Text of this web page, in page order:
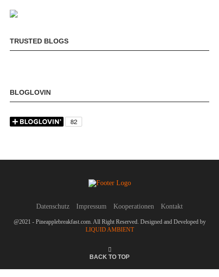
TRUSTED BLOGS
BLOGLOVIN
Datenschutz Impressum Kooperationen Kontakt
@2021 - Pineapplebreakfast.com. All Right Reserved. Designed and Developed by
LIQUID AMBIENT
BACK TO TOP